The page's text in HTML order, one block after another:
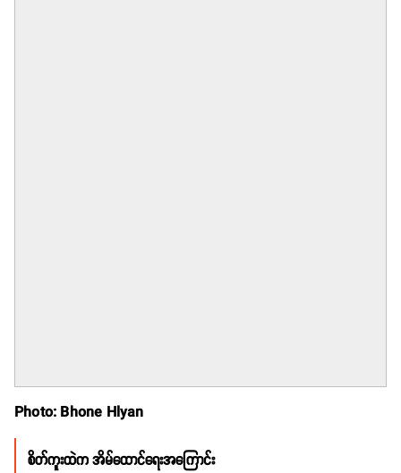
Photo: Bhone Hlyan
စိတ်ကူးထဲက အိမ်ထောင်ရေးအကြောင်း